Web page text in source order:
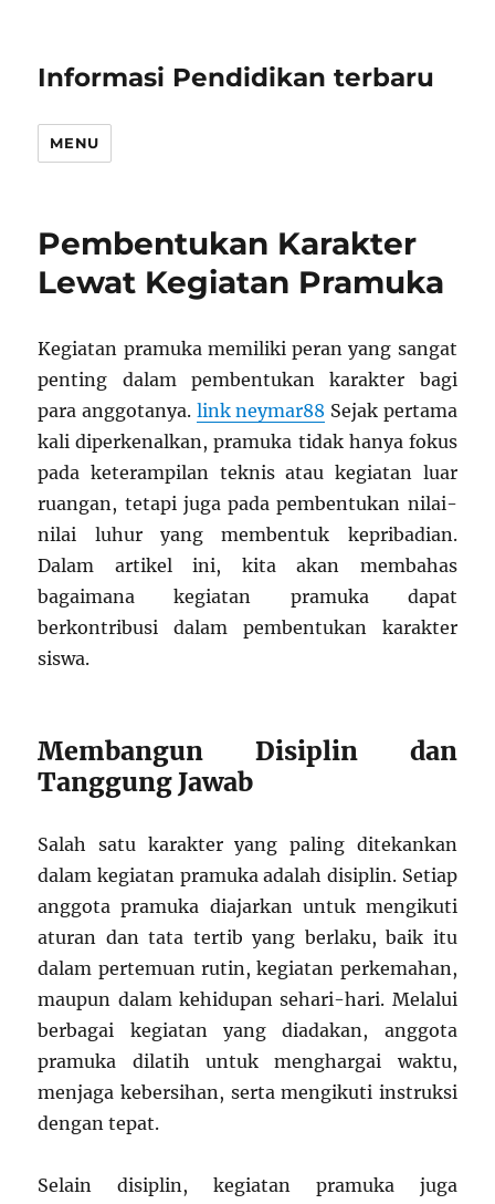
Informasi Pendidikan terbaru
MENU
Pembentukan Karakter
Lewat Kegiatan Pramuka
Kegiatan pramuka memiliki peran yang sangat
penting dalam pembentukan karakter bagi
para anggotanya. link neymar88 Sejak pertama
kali diperkenalkan, pramuka tidak hanya fokus
pada keterampilan teknis atau kegiatan luar
ruangan, tetapi juga pada pembentukan nilai-
nilai luhur yang membentuk kepribadian.
Dalam artikel ini, kita akan membahas
bagaimana kegiatan pramuka dapat
berkontribusi dalam pembentukan karakter
siswa.
Membangun Disiplin dan
Tanggung Jawab
Salah satu karakter yang paling ditekankan
dalam kegiatan pramuka adalah disiplin. Setiap
anggota pramuka diajarkan untuk mengikuti
aturan dan tata tertib yang berlaku, baik itu
dalam pertemuan rutin, kegiatan perkemahan,
maupun dalam kehidupan sehari-hari. Melalui
berbagai kegiatan yang diadakan, anggota
pramuka dilatih untuk menghargai waktu,
menjaga kebersihan, serta mengikuti instruksi
dengan tepat.
Selain disiplin, kegiatan pramuka juga